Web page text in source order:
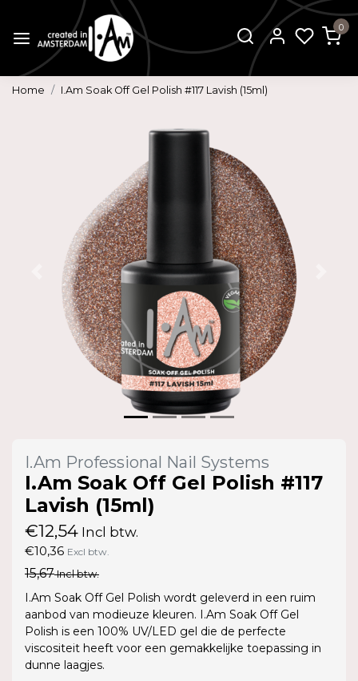
0
Home I.Am Soak Off Gel Polish #117 Lavish (15ml)
Vorige
I.Am Professional Nail Systems
I.Am Soak Off Gel Polish #117
Lavish (15ml)
€12,54 Incl btw.
€10,36 Excl btw.
15,67Incl btw.
I.Am Soak Off Gel Polish wordt geleverd in een ruim
aanbod van modieuze kleuren. I.Am Soak Off Gel
Polish is een 100% UV/LED gel die de perfecte
viscositeit heeft voor een gemakkelijke toepassing in
dunne laagjes.